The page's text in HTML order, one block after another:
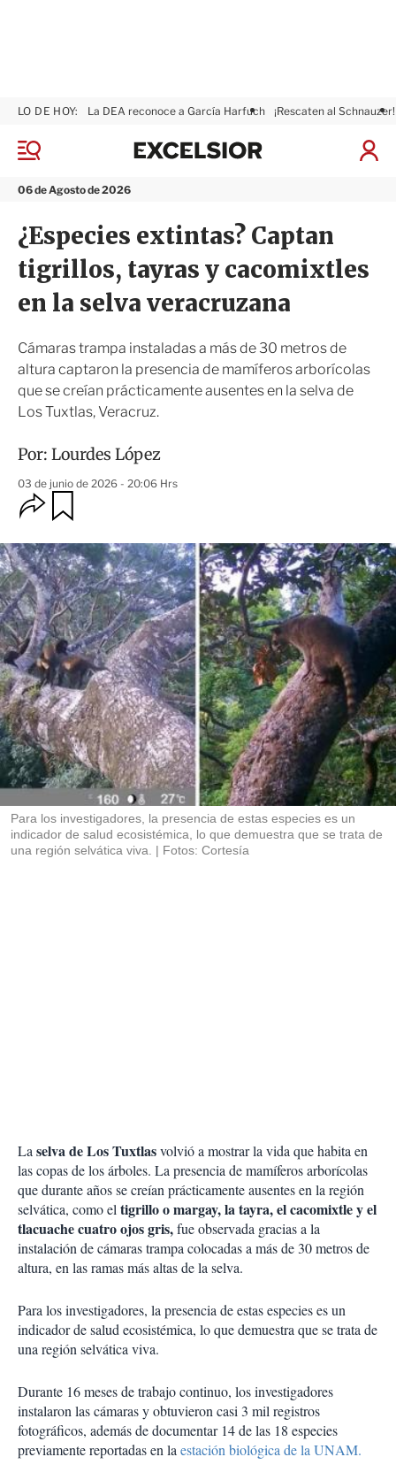
M
n
06 de Agosto de 2026
LO DE HOY: La DEA reconoce a García Harfuch ¡Rescaten al Schnauzer!
I
S
x
s
i
r
¿Especies extintas? Captan
tigrillos, tayras y cacomixtles
en la selva veracruzana
Cámaras trampa instaladas a más de 30 metros de
altura captaron la presencia de mamíferos arborícolas
que se creían prácticamente ausentes en la selva de
Los Tuxtlas, Veracruz.
Por: Lourdes López
03 de junio de 2026 - 20:06 Hrs
O
p
i
o
n
e
s
d
e
c
o
m
p
a
r
t
i
r
d
a
r
Para los investigadores, la presencia de estas especies es un
indicador de salud ecosistémica, lo que demuestra que se trata de
una región selvática viva.
Fotos: Cortesía
Laselva de Los Tuxtlasvolvió a mostrar la vida que habita en
las copas de los árboles. La presencia de mamíferos arborícolas
que durante años se creían prácticamente ausentes en la región
selvática, como eltigrillo o margay, la tayra, el cacomixtle y el
tlacuache cuatro ojos gris,fue observada gracias a la
instalación de cámaras trampa colocadas a más de 30 metros de
altura, en las ramas más altas de la selva.
Para los investigadores, la presencia de estas especies es un
indicador de salud ecosistémica, lo que demuestra que se trata de
una región selvática viva.
Durante 16 meses de trabajo continuo, los investigadores
instalaron las cámaras y obtuvieron casi 3 mil registros
fotográficos, además de documentar 14 de las 18 especies
previamente reportadas en laestación biológica de la UNAM.